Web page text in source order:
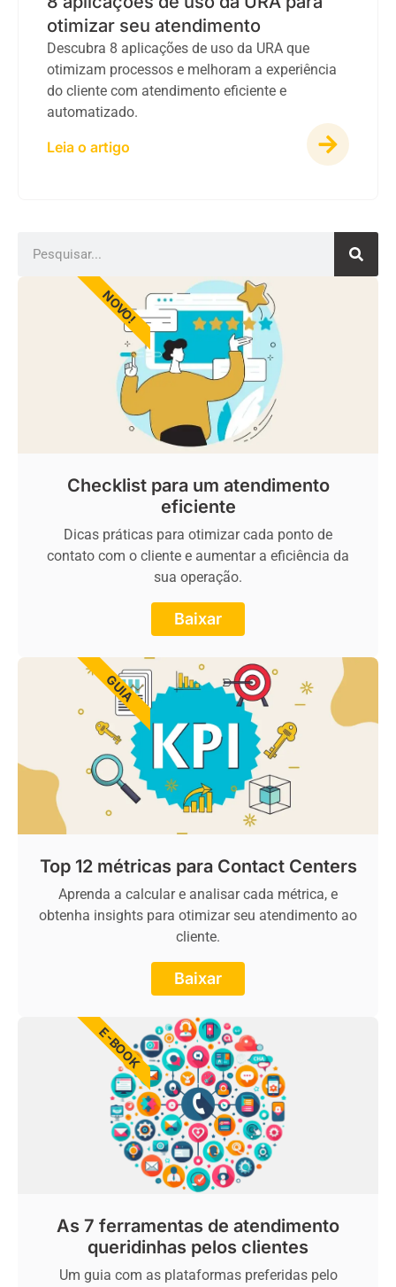
otimizar seu atendimento
Descubra 8 aplicações de uso da URA que
otimizam processos e melhoram a experiência
do cliente com atendimento eficiente e
automatizado.
Leia o artigo
Checklist para um atendimento
eficiente
Dicas práticas para otimizar cada ponto de
contato com o cliente e aumentar a eficiência da
sua operação.
Baixar
NOVO!
Top 12 métricas para Contact Centers
Aprenda a calcular e analisar cada métrica, e
obtenha insights para otimizar seu atendimento ao
cliente.
Baixar
GUIA
As 7 ferramentas de atendimento
queridinhas pelos clientes
Um guia com as plataformas preferidas pelo
E-BOOK